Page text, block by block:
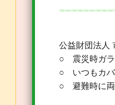
公益財団法人
○ 震災時ガラ
○ いつもカバ
○ 避難時に両